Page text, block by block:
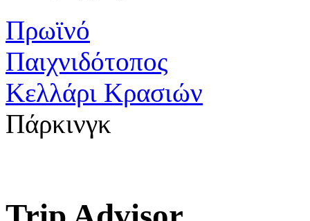
Πρωϊνό
Παιχνιδότοπος
Κελλάρι Κρασιών
Πάρκινγκ